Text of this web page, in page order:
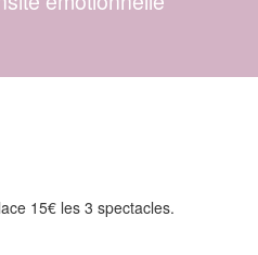
15€ les 3 spectacles.